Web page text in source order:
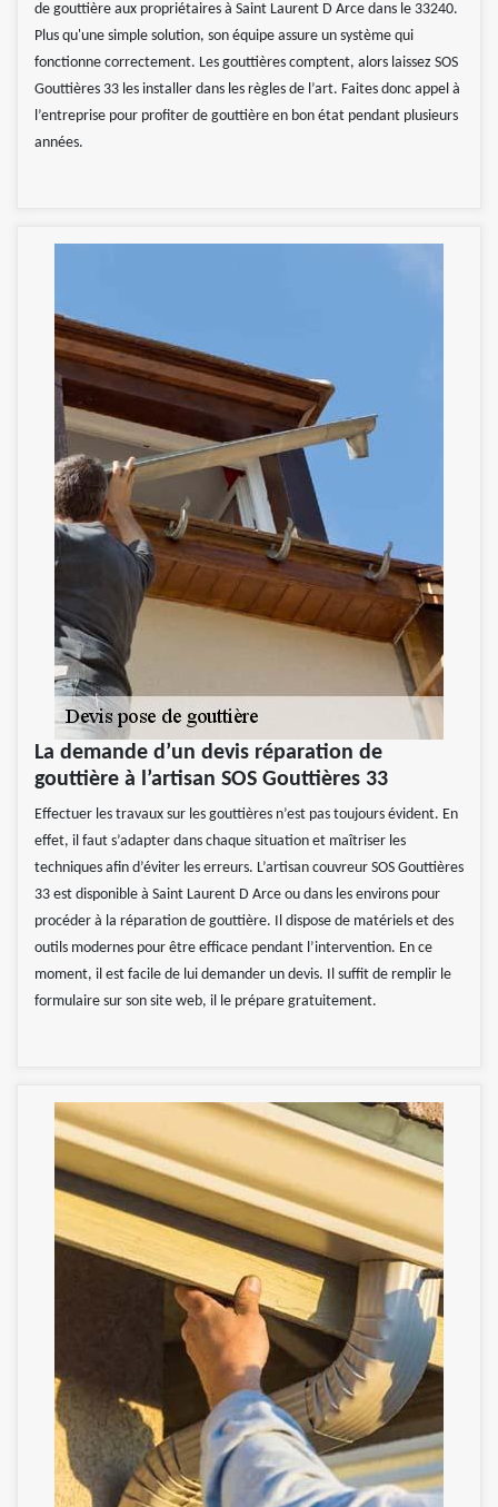
de gouttière aux propriétaires à Saint Laurent D Arce dans le 33240.
Plus qu'une simple solution, son équipe assure un système qui
fonctionne correctement. Les gouttières comptent, alors laissez SOS
Gouttières 33 les installer dans les règles de l’art. Faites donc appel à
l’entreprise pour profiter de gouttière en bon état pendant plusieurs
années.
La demande d’un devis réparation de
gouttière à l’artisan SOS Gouttières 33
Effectuer les travaux sur les gouttières n’est pas toujours évident. En
effet, il faut s’adapter dans chaque situation et maîtriser les
techniques afin d’éviter les erreurs. L’artisan couvreur SOS Gouttières
33 est disponible à Saint Laurent D Arce ou dans les environs pour
procéder à la réparation de gouttière. Il dispose de matériels et des
outils modernes pour être efficace pendant l’intervention. En ce
moment, il est facile de lui demander un devis. Il suffit de remplir le
formulaire sur son site web, il le prépare gratuitement.